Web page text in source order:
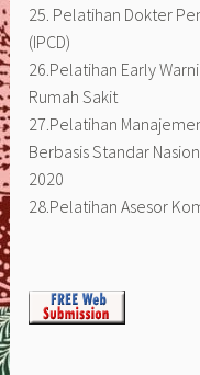
25. Pelatihan Dokter
(IPCD)
26.Pelatihan Early
Rumah Sakit
27.Pelatihan
Berbasis Standar
2020
28.Pelatihan Asesor